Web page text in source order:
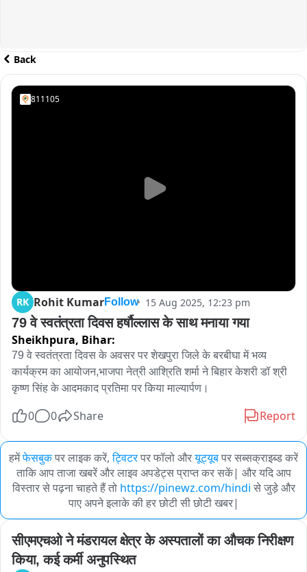
Back
811105
RK Rohit KumarFollow 15 Aug 2025, 12:23 pm
79 वे स्वतंत्रता दिवस हर्षौल्लास के साथ मनाया गया
Sheikhpura, Bihar:
79 वे स्वतंत्रता दिवस के अवसर पर शेखपुरा जिले के बरबीघा में भव्य
कार्यक्रम का आयोजन,भाजपा नेत्री आश्रिति शर्मा ने बिहार केशरी डॉ श्री
कृष्ण सिंह के आदमकाद प्रतिमा पर किया माल्यार्पण।
0 0 Share Report
हमेंफेसबुकपर लाइक करें, ट्विटरपर फॉलो औरयूट्यूबपर सब्सक्राइब्ड करें
ताकि आप ताजा खबरें और लाइव अपडेट्स प्राप्त कर सकें| और यदि आप
विस्तार से पढ़ना चाहते हैं तो https://pinewz.com/hindi से जुड़े और
पाए अपने इलाके की हर छोटी सी छोटी खबर|
सीएमएचओ ने मंडरायल क्षेत्र के अस्पतालों का औचक निरीक्षण
किया, कई कर्मी अनुपस्थित